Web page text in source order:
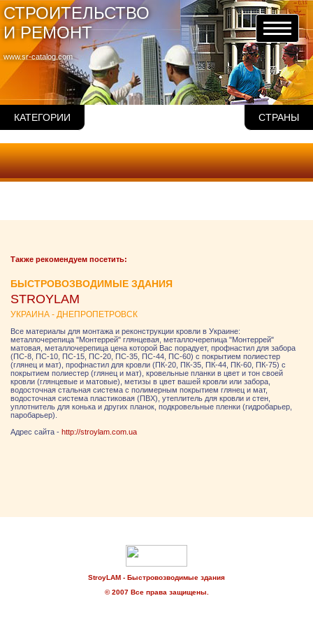
www.sr-catalog.com
СТРОИТЕЛЬСТВО
И РЕМОНТ
КАТЕГОРИИ СТРАНЫ
Также рекомендуем посетить:
БЫСТРОВОЗВОДИМЫЕ ЗДАНИЯ
STROYLAM
УКРАИНА - ДНЕПРОПЕТРОВСК
Все материалы для монтажа и реконструкции кровли в Украине:
металлочерепица "Монтеррей" глянцевая, металлочерепица "Монтеррей"
матовая, металлочерепица цена которой Вас порадует, профнастил для забора
(ПС-8, ПС-10, ПС-15, ПС-20, ПС-35, ПС-44, ПС-60) с покрытием полиестер
(глянец и мат), профнастил для кровли (ПК-20, ПК-35, ПК-44, ПК-60, ПК-75) с
покрытием полиестер (глянец и мат), кровельные планки в цвет и тон своей
кровли (глянцевые и матовые), метизы в цвет вашей кровли или забора,
водосточная стальная система с полимерным покрытием глянец и мат,
водосточная система пластиковая (ПВХ), утеплитель для кровли и стен,
уплотнитель для конька и других планок, подкровельные пленки (гидробарьер,
паробарьер).
Адрес сайта - http://stroylam.com.ua
StroyLAM - Быстровозводимые здания
© 2007 Все права защищены.